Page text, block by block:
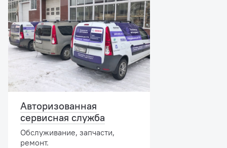
Авторизованная
сервисная служба
Обслуживание, запчасти,
ремонт.